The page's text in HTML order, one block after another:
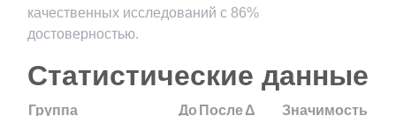
качественных исследований с 86%
достоверностью.
Статистические данные
Группа До ПослеΔ Значимость